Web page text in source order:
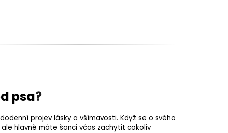
psa?
projev lásky a všímavosti. Když se o svého
hlavně máte šanci včas zachytit cokoliv